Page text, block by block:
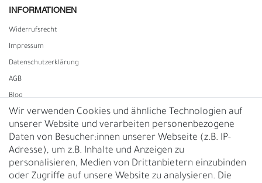
INFORMATIONEN
Widerrufs­recht
Impressum
Daten­schutz­erklärung
AGB
Blog
Vertrag widerrufen
UNTERNEHMEN
Nachhaltigkeit
Wir verwenden Cookies und ähnliche Technologien auf
unserer Website und verarbeiten personenbezogene
Daten von Besucher:innen unserer Webseite (z.B. IP-
Adresse), um z.B. Inhalte und Anzeigen zu
personalisieren, Medien von Drittanbietern einzubinden
oder Zugriffe auf unsere Website zu analysieren. Die